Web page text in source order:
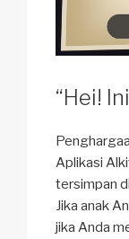
“Hei!
Aplikasi
tersimpan
Jika anak
jika Anda